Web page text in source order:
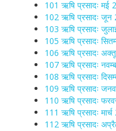
101 ऋषि प्रसादः मई
102 ऋषि प्रसादः जून
103 ऋषि प्रसादः
105 ऋषि प्रसादः
106 ऋषि प्रसादः
107 ऋषि प्रसादः
108 ऋषि प्रसादः
109 ऋषि प्रसादः
110 ऋषि प्रसादः
111 ऋषि प्रसादः
112 ऋषि प्रसादः